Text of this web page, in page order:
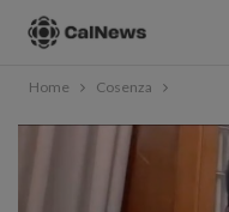
Home Cosenza